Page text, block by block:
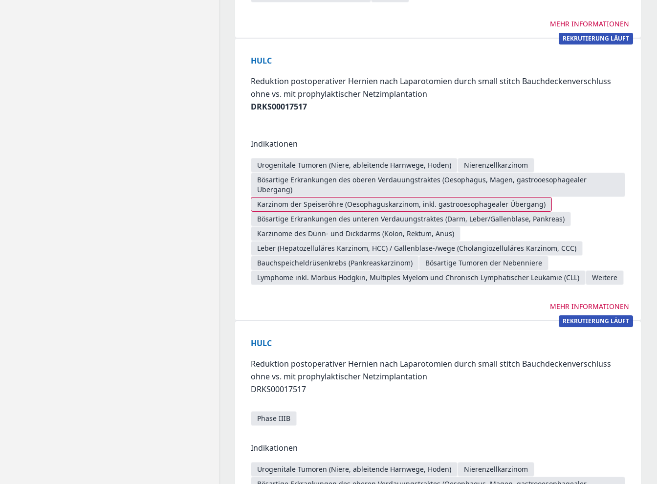
MEHR INFORMATIONEN
REKRUTIERUNG LÄUFT
HULC
Reduktion postoperativer Hernien nach Laparotomien durch small stitch Bauchdeckenverschluss
ohne vs. mit prophylaktischer Netzimplantation
DRKS00017517
Indikationen
Urogenitale Tumoren (Niere, ableitende Harnwege, Hoden)
Nierenzellkarzinom
Bösartige Erkrankungen des oberen Verdauungstraktes (Oesophagus, Magen, gastrooesophagealer
Übergang)
Karzinom der Speiseröhre (Oesophaguskarzinom, inkl. gastrooesophagealer Übergang)
Bösartige Erkrankungen des unteren Verdauungstraktes (Darm, Leber/Gallenblase, Pankreas)
Karzinome des Dünn- und Dickdarms (Kolon, Rektum, Anus)
Leber (Hepatozelluläres Karzinom, HCC) / Gallenblase-/wege (Cholangiozelluläres Karzinom, CCC)
Bauchspeicheldrüsenkrebs (Pankreaskarzinom)
Bösartige Tumoren der Nebenniere
Lymphome inkl. Morbus Hodgkin, Multiples Myelom und Chronisch Lymphatischer Leukämie (CLL)
Weitere
MEHR INFORMATIONEN
REKRUTIERUNG LÄUFT
HULC
Reduktion postoperativer Hernien nach Laparotomien durch small stitch Bauchdeckenverschluss
ohne vs. mit prophylaktischer Netzimplantation
DRKS00017517
Phase IIIB
Indikationen
Urogenitale Tumoren (Niere, ableitende Harnwege, Hoden)
Nierenzellkarzinom